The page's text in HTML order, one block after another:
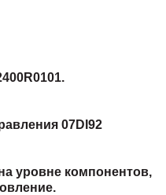
07DI92
уровне компонентов,